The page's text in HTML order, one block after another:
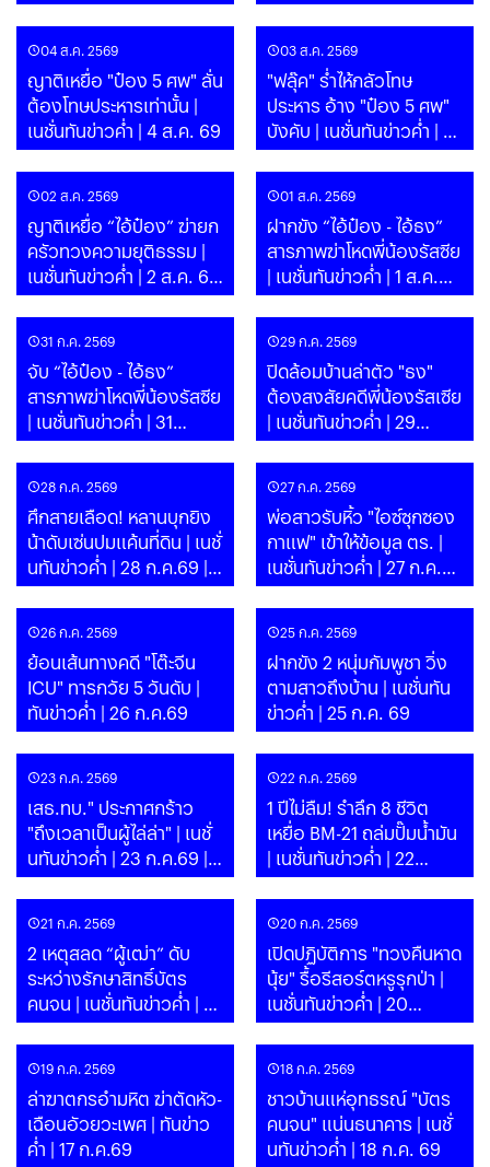
PART 69 | PART
04 ส.ค. 2569
ญาติเหยื่อ "ป๋อง 5 ศพ" ลั่น
ต้องโทษประหารเท่านั้น |
เนชั่นทันข่าวค่ำ | 4 ส.ค. 69
03 ส.ค. 2569
"ฟลุ๊ค" ร่ำไห้กลัวโทษ
ประหาร อ้าง "ป๋อง 5 ศพ"
บังคับ | เนชั่นทันข่าวค่ำ | 3
ส.ค. 69
02 ส.ค. 2569
ญาติเหยื่อ “ไอ้ป๋อง” ฆ่ายก
ครัวทวงความยุติธรรม |
เนชั่นทันข่าวค่ำ | 2 ส.ค. 69
| PART
01 ส.ค. 2569
ฝากขัง “ไอ้ป๋อง - ไอ้ธง”
สารภาพฆ่าโหดพี่น้องรัสซีย
| เนชั่นทันข่าวค่ำ | 1 ส.ค.
69 | PART
31 ก.ค. 2569
จับ “ไอ้ป๋อง - ไอ้ธง”
สารภาพฆ่าโหดพี่น้องรัสซีย
| เนชั่นทันข่าวค่ำ | 31
ก.ค.69 | PART
29 ก.ค. 2569
ปิดล้อมบ้านล่าตัว "ธง"
ต้องสงสัยคดีพี่น้องรัสเซีย
| เนชั่นทันข่าวค่ำ | 29
ก.ค.69 | PART
28 ก.ค. 2569
ศึกสายเลือด! หลานบุกยิง
น้าดับเซ่นปมแค้นที่ดิน | เนชั่
นทันข่าวค่ำ | 28 ก.ค.69 |
PART
27 ก.ค. 2569
พ่อสาวรับหิ้ว "ไอซ์ซุกซอง
กาแฟ" เข้าให้ข้อมูล ตร. |
เนชั่นทันข่าวค่ำ | 27 ก.ค.69
| PART
26 ก.ค. 2569
ย้อนเส้นทางคดี "โต๊ะจีน
ICU" ทารกวัย 5 วันดับ |
ทันข่าวค่ำ | 26 ก.ค.69
25 ก.ค. 2569
ฝากขัง 2 หนุ่มกัมพูชา วิ่ง
ตามสาวถึงบ้าน | เนชั่นทัน
ข่าวค่ำ | 25 ก.ค. 69
23 ก.ค. 2569
เสธ.ทบ." ประกาศกร้าว
"ถึงเวลาเป็นผู้ไล่ล่า" | เนชั่
นทันข่าวค่ำ | 23 ก.ค.69 |
PART
22 ก.ค. 2569
1 ปีไม่ลืม! รำลึก 8 ชีวิต
เหยื่อ BM-21 ถล่มปั๊มน้ำมัน
| เนชั่นทันข่าวค่ำ | 22
ก.ค.69 | PART
21 ก.ค. 2569
2 เหตุสลด “ผู้เฒ่า” ดับ
ระหว่างรักษาสิทธิ์บัตร
คนจน | เนชั่นทันข่าวค่ำ | 21
ก.ค.69 | PART
20 ก.ค. 2569
เปิดปฏิบัติการ "ทวงคืนหาด
นุ้ย" รื้อรีสอร์ตหรูรุกป่า |
เนชั่นทันข่าวค่ำ | 20
ก.ค.69 | PART
19 ก.ค. 2569
ล่าฆาตกรอำมหิต ฆ่าตัดหัว-
เฉือนอัวยวะเพศ | ทันข่าว
ค่ำ | 17 ก.ค.69
18 ก.ค. 2569
ชาวบ้านแห่อุทธรณ์ "บัตร
คนจน" แน่นธนาคาร | เนชั่
นทันข่าวค่ำ | 18 ก.ค. 69